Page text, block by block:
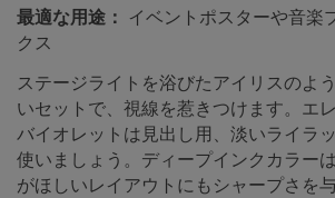
最適な用途：
イベントポスターや音楽
クス
ステージライトを浴びたアイリスのよ
いセットで、視線を惹きつけます。エ
バイオレットは見出し用、淡いライラ
使いましょう。ディープインクカラー
がほしいレイアウトにもシャープさを